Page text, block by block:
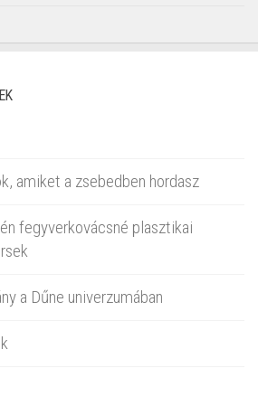
amiket a zsebedben hordasz
fegyverkovácsné plasztikai
a Dűne univerzumában